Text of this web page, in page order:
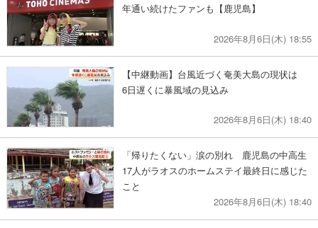
年通い続けたファンも【鹿児島】
2026年8月6日(木) 18:55
【中継動画】台風近づく奄美大島の現状は
6日遅くに暴風域の見込み
2026年8月6日(木) 18:40
「帰りたくない」涙の別れ 鹿児島の中高生
17人がラオスのホームステイ最終日に感じた
こと
2026年8月6日(木) 18:40